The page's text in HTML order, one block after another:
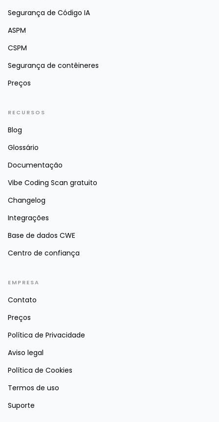
Segurança de Código IA
ASPM
CSPM
Segurança de contêineres
Preços
RECURSOS
Blog
Glossário
Documentação
Vibe Coding Scan gratuito
Changelog
Integrações
Base de dados CWE
Centro de confiança
EMPRESA
Contato
Preços
Política de Privacidade
Aviso legal
Política de Cookies
Termos de uso
Suporte